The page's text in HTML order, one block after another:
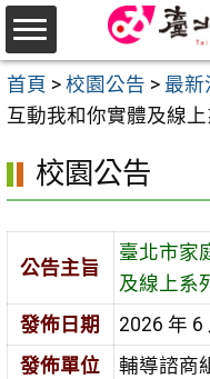
跳
至
主
要
區
首頁 > 校園公告 > 最新
互動我和你實體及線
校園公告
公告主旨
臺北市家
及線上系
發佈日期
2026 年 6
發佈單位
輔導諮商
選
單